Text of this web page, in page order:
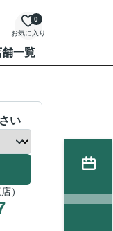
お気に入り
0
舗一覧
い
）